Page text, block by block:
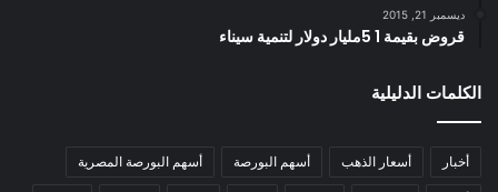
ديسمبر 21, 2015
قروض بقيمة 1 5مليار دولار لتنمية سيناء
الكلمات الدليلية
أخبار أسعار الذهب أسهم البورصة أسهم البورصة المصرية